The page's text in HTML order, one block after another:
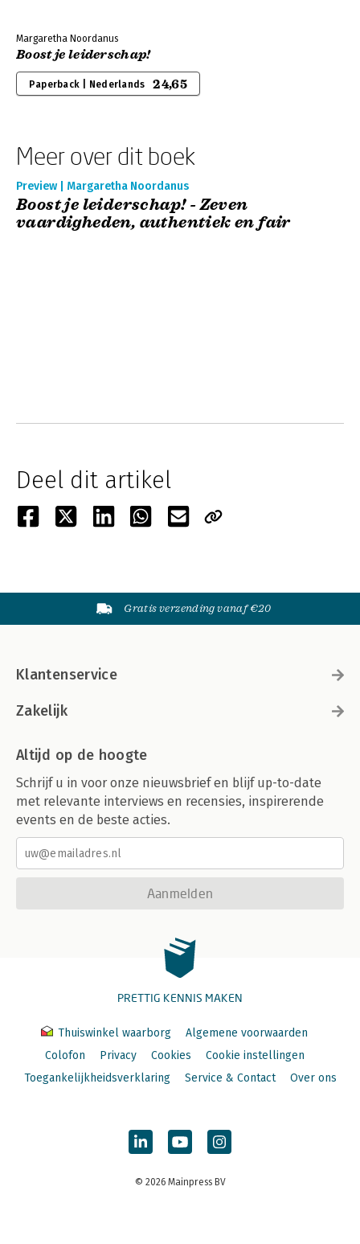
Margaretha Noordanus
Boost je leiderschap!
Paperback | Nederlands 24,65
Meer over dit boek
Preview | Margaretha Noordanus
Boost je leiderschap! - Zeven
vaardigheden, authentiek en fair
Deel dit artikel
Gratis verzending vanaf €20
Klantenservice
Zakelijk
Altijd op de hoogte
Schrijf u in voor onze nieuwsbrief en blijf up-to-date
met relevante interviews en recensies, inspirerende
events en de beste acties.
Aanmelden
PRETTIG KENNIS MAKEN
Thuiswinkel waarborg
Algemene voorwaarden
Colofon
Privacy Cookies
Cookie instellingen
Toegankelijkheidsverklaring
Service & Contact Over ons
© 2026 Mainpress BV